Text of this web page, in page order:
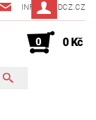
INFO@JMDCZ.CZ
0 0 Kč